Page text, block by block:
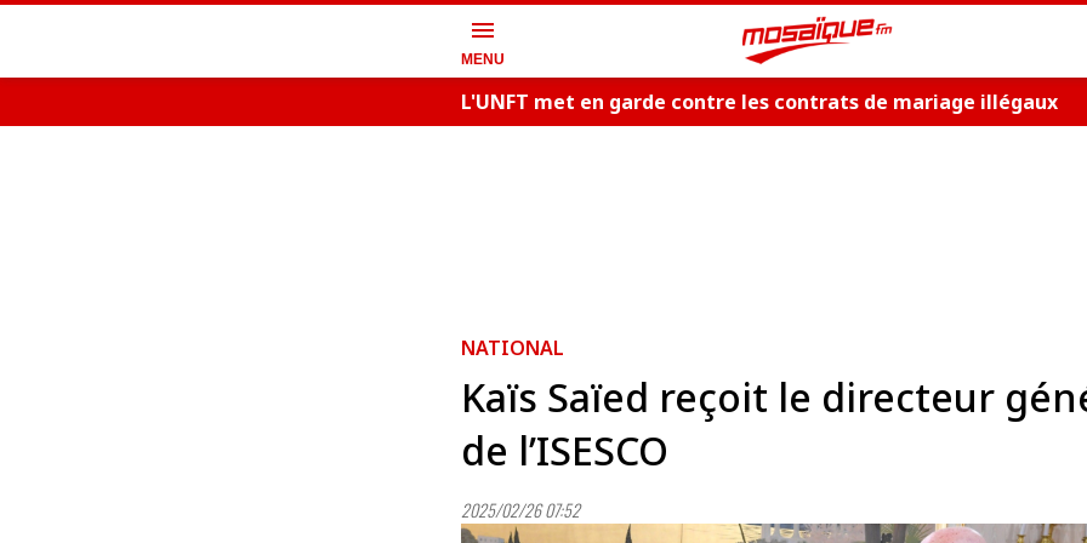
menu
MENU
L'UNFT met en garde contre les contrats de mariage illégaux
NATIONAL
Kaïs Saïed reçoit le directeur
de l’ISESCO
2025/02/26 07:52